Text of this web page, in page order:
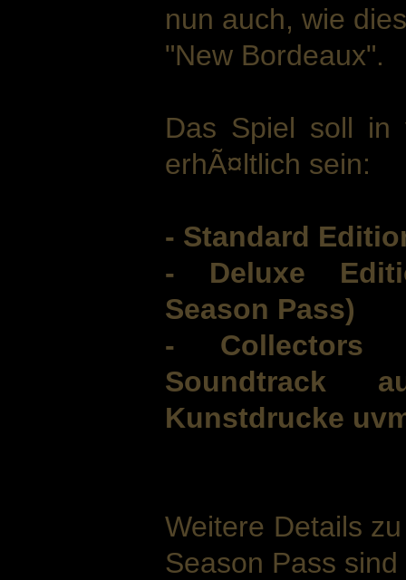
nun auch, wie
"New Bordeaux".
Das Spiel soll in
erhÃ¤ltlich sein:
- Standard
- Deluxe
Season Pass)
- Collectors
Soundtrack
Kunstdrucke
Weitere Details
Season Pass